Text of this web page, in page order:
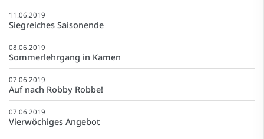
11.06.2019
Siegreiches Saisonende
08.06.2019
Sommerlehrgang in Kamen
07.06.2019
Auf nach Robby Robbe!
07.06.2019
Vierwöchiges Angebot